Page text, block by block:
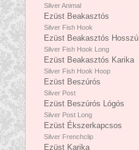
Silver Animal
Ezüst Beakasztós
Silver Fish Hook
Ezüst Beakasztós Hosszú
Silver Fish Hook Long
Ezüst Beakasztós Karika
Silver Fish Hook Hoop
Ezüst Beszúrós
Silver Post
Ezüst Beszúrós Lógós
Silver Post Long
Ezüst Ékszerkapcsos
Silver Frenchclip
Ezüst Karika